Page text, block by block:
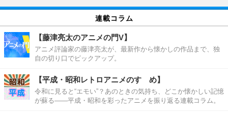
連載コラム
【藤津亮太のアニメの門V】
アニメ評論家の藤津亮太が、最新作から懐かしの作品まで、独
自の切り口でピックアップ。
【平成・昭和レトロアニメのすゝめ】
令和に見ると“エモい”？あのときの気持ち、どこか懐かしい記憶
が蘇る――平成・昭和を彩ったアニメを振り返る連載コラム。